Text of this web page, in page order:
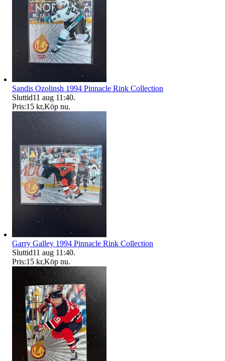
Sandis Ozolinsh 1994 Pinnacle Rink Collection
Sluttid11 aug 11:40.
Pris:15 kr,Köp nu.
Garry Galley 1994 Pinnacle Rink Collection
Sluttid11 aug 11:40.
Pris:15 kr,Köp nu.